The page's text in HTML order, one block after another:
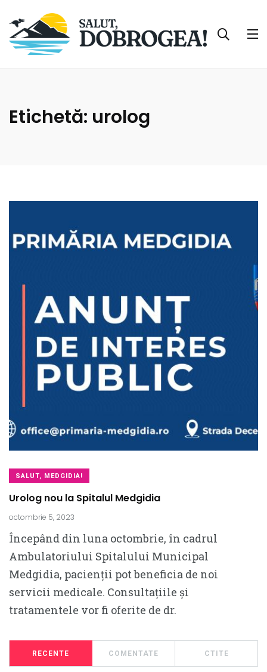
Etichetă: urolog
SALUT, MEDGIDIA!
Urolog nou la Spitalul Medgidia
octombrie 5, 2023
Începând din luna octombrie, în cadrul
Ambulatoriului Spitalului Municipal
Medgidia, pacienții pot beneficia de noi
servicii medicale. Consultațiile și
tratamentele vor fi oferite de dr.
RECENTE COMENTATE CTITE